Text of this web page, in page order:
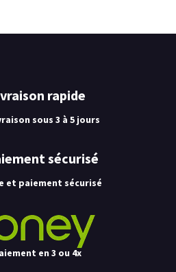
rapide
sous 3 à 5 jours
sécurisé
et paiement sécurisé
en 3 ou 4x